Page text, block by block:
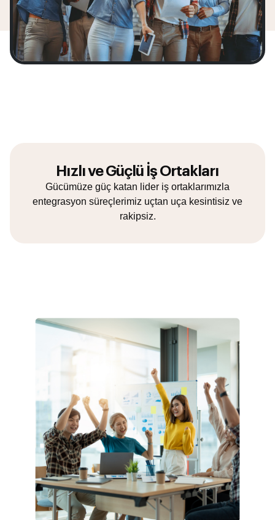
Hızlı ve Güçlü İş Ortakları
Gücümüze güç katan lider iş ortaklarımızla
entegrasyon süreçlerimiz uçtan uça kesintisiz ve
rakipsiz.